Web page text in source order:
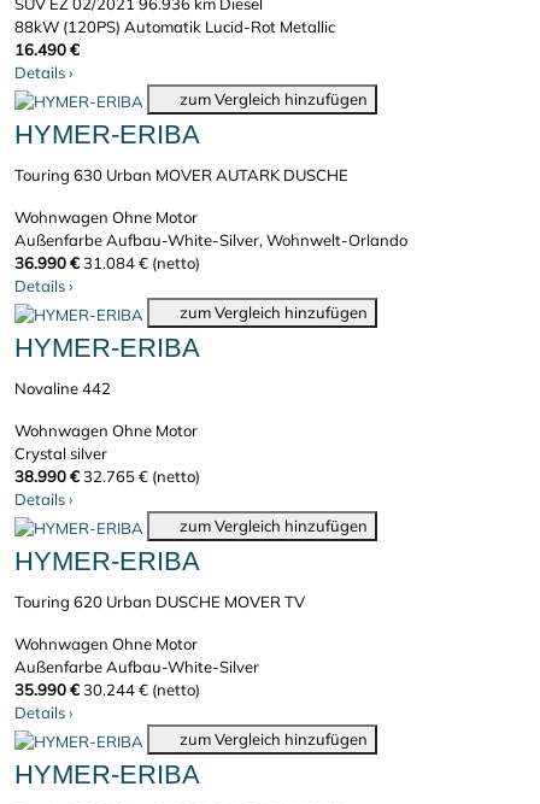
SUV EZ 02/2021 96.936 km Diesel
88kW (120PS) Automatik Lucid-Rot Metallic
16.490 €
Details›
zum Vergleich hinzufügen
HYMER-ERIBA
Touring 630 Urban MOVER AUTARK DUSCHE
Wohnwagen Ohne Motor
Außenfarbe Aufbau-White-Silver, Wohnwelt-Orlando
36.990 €31.084 € (netto)
Details›
zum Vergleich hinzufügen
HYMER-ERIBA
Novaline 442
Wohnwagen Ohne Motor
Crystal silver
38.990 €32.765 € (netto)
Details›
zum Vergleich hinzufügen
HYMER-ERIBA
Touring 620 Urban DUSCHE MOVER TV
Wohnwagen Ohne Motor
Außenfarbe Aufbau-White-Silver
35.990 €30.244 € (netto)
Details›
zum Vergleich hinzufügen
HYMER-ERIBA